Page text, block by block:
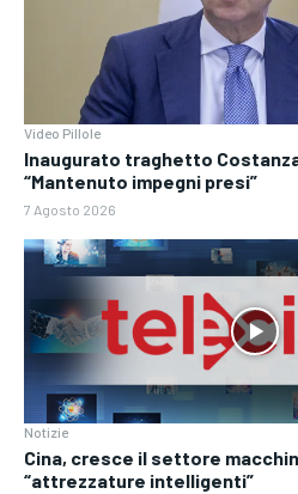
Video Pillole
Inaugurato traghetto
“Mantenuto impegni presi”
7 Agosto 2026
Notizie
Cina, cresce il settore
“attrezzature intelligenti”